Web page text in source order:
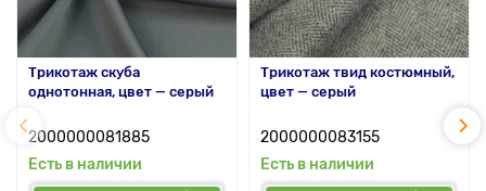
Трикотаж скуба
однотонная, цвет — серый
2000000081885
Есть в наличии
Трикотаж твид костюмный,
цвет — серый
2000000083155
Есть в наличии